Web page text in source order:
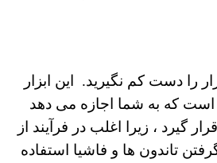
را دست کم نگیرید. این ابزار
است که به شما اجازه می دهد
گیرد ، زیرا اغلب در فرآیند از
تاندون ها و فاشیا استفاده